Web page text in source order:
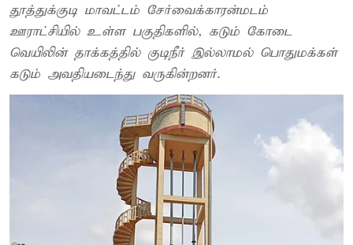
தூத்துக்குடி மாவட்டம் சேர்வைக்காரன்மடம்
ஊராட்சியில் உள்ள பகுதிகளில், கடும் கோடை
வெயிலின் தாக்கத்தில் குடிநீர் இல்லாமல் பொதுமக்கள்
கடும் அவதியடைந்து வருகின்றனர்.